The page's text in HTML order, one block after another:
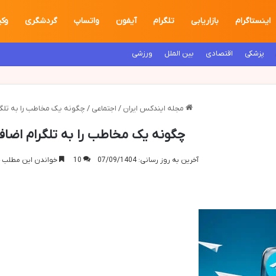
اینستاگرام بازاریابی تلگرام آیفون واتساپ گردشگری
پزشکی اقتصادی بین الملل ورزشی
مجله ایندکس ایران / اجتماعی / چگونه یک مخاطب را به
چگونه یک مخاطب را به تلگرام
آخرین به روز رسانی: 07/09/1404 10 خواندن این مطلب 4 دقیقه زمان میبرد